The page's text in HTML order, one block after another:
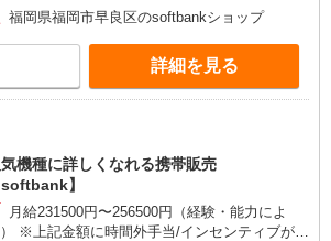
+゜・。○。・゜+゜・。○。・゜+゜ 入社祝い金
支給(規定有) お友達を紹介頂くと, インセン
ブ支給(規定有) ゜・。○。・゜+゜・。
・゜+゜
福岡県福岡市早良区のsoftbankショップ
詳細を見る
気機種に詳しくなれる携帯販売
softbank】
月給231500円〜256500円（経験・能力によ
※上記金額に時間外手当/インセンティブが加